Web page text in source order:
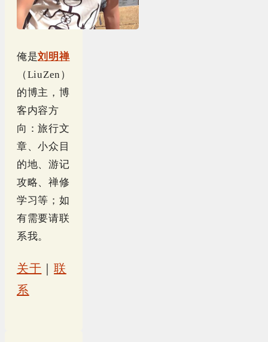
俺是刘明禅
（LiuZen）
的博主，博
客内容方
向：旅行文
章、小众目
的地、游记
攻略、禅修
学习等；如
有需要请联
系我。
关于 ｜联
系